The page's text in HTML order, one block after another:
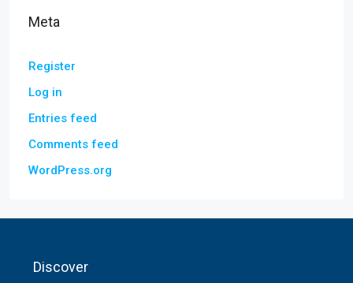
Meta
Register
Log in
Entries feed
Comments feed
WordPress.org
Discover